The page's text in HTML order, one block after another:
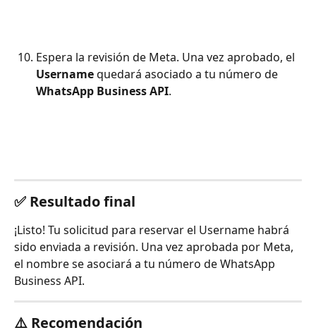
Espera la revisión de Meta. Una vez aprobado, el
Username quedará asociado a tu número de
WhatsApp Business API.
✅ Resultado final
¡Listo! Tu solicitud para reservar el Username habrá
sido enviada a revisión. Una vez aprobada por Meta,
el nombre se asociará a tu número de WhatsApp
Business API.
⚠️ Recomendación